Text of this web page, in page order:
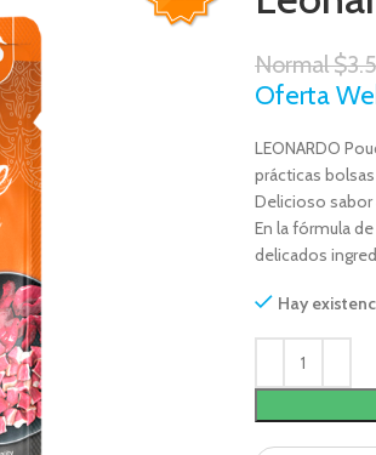
Normal$
Oferta
LEONARDO
prácticas
Delicioso
En la fórmula
delicados
Hay